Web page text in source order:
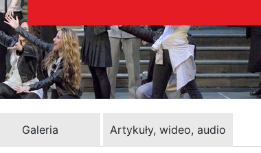
Galeria Artykuły, wideo, audio